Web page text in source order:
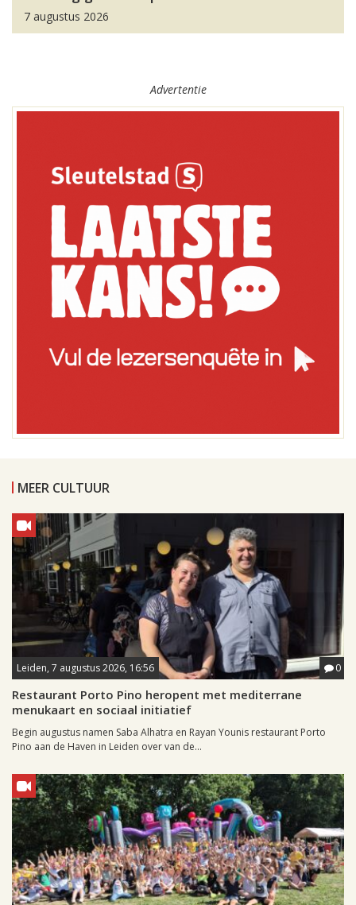
7 augustus 2026
Advertentie
MEER CULTUUR
Leiden, 7 augustus 2026, 16:56 0
Restaurant Porto Pino heropent met mediterrane
menukaart en sociaal initiatief
Begin augustus namen Saba Alhatra en Rayan Younis restaurant Porto
Pino aan de Haven in Leiden over van de...